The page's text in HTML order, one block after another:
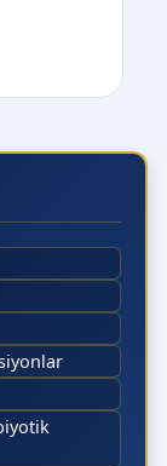
Al
11 Ağustos